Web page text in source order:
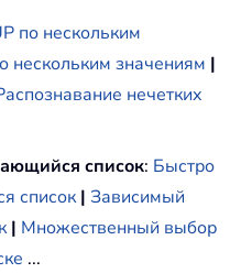
по нескольким
нескольким значениям |
нечетких
список: Быстро
список | Зависимый
| Множественный выбор
...